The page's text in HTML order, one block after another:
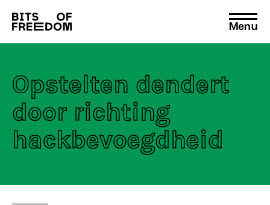
Search
for:
Menu
Opstelten dendert
door richting
hackbevoegdheid